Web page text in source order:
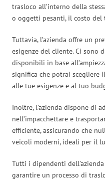
trasloco all’interno della
o oggetti pesanti, il costo del
Tuttavia, l’azienda offre un
esigenze del cliente. Ci sono
disponibili in base
significa che potrai scegliere
alle tue esigenze e al tuo
Inoltre, l’azienda dispone di
nell’impacchettare e
efficiente, assicurando che
veicoli moderni, ideali per il
Tutti i dipendenti
garantire un processo di